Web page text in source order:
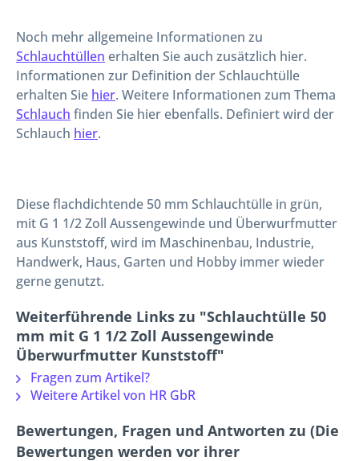
Noch mehr allgemeine Informationen zu
Schlauchtüllen erhalten Sie auch zusätzlich hier.
Informationen zur Definition der Schlauchtülle
erhalten Sie hier. Weitere Informationen zum Thema
Schlauch finden Sie hier ebenfalls. Definiert wird der
Schlauch hier.
Diese flachdichtende 50 mm Schlauchtülle in grün,
mit G 1 1/2 Zoll Aussengewinde und Überwurfmutter
aus Kunststoff, wird im Maschinenbau, Industrie,
Handwerk, Haus, Garten und Hobby immer wieder
gerne genutzt.
Weiterführende Links zu "Schlauchtülle 50
mm mit G 1 1/2 Zoll Aussengewinde
Überwurfmutter Kunststoff"
Fragen zum Artikel?
Weitere Artikel von HR GbR
Bewertungen, Fragen und Antworten zu (Die
Bewertungen werden vor ihrer